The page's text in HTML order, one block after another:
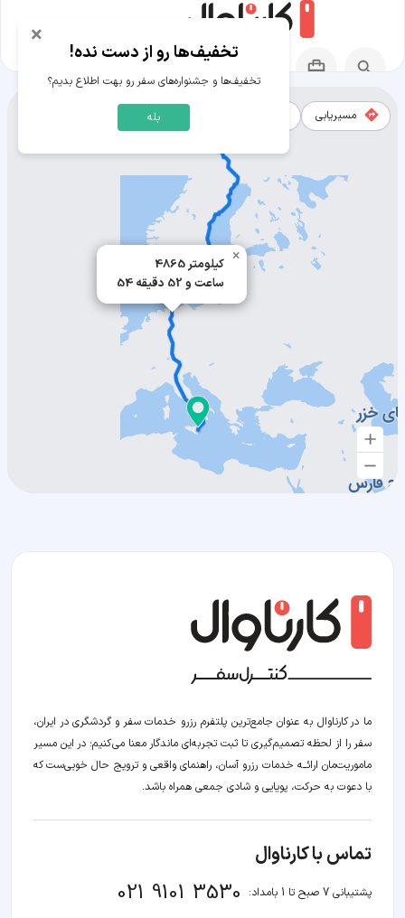
4865 کیلومتر
54 ساعت و 52 دقیقه
×
مسیریابی
مسیر کاتانیا به آبیسکو
ما در کارناوال به عنوان جامع‌ترین پلتفرم رزرو خدمات سفر و گردشگری در ایران،
سفر را از لحظه‌ تصمیم‌گیری تا ثبت تجربه‌ای ماندگار معنا می‌کنیم؛ در این مسیر‍
ماموریت‌مان اراﺋــﻪ خدمات رزرو آسان، راهنمای واقعی و ترویج حال خوبی‌ست که
با دعوت به حرکت، پویایی و شادی جمعی همراه باشد.
تماس با کارناوال
پشتیبانی 7 صبح تا 1 بامداد: 021 9101 3530
× تخفیف‌ها رو از دست نده!
تخفیف‌ها و جشنواره‌های سفر رو بهت اطلاع بدیم؟
بله